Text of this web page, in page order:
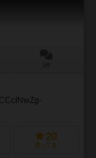
20
持ってる